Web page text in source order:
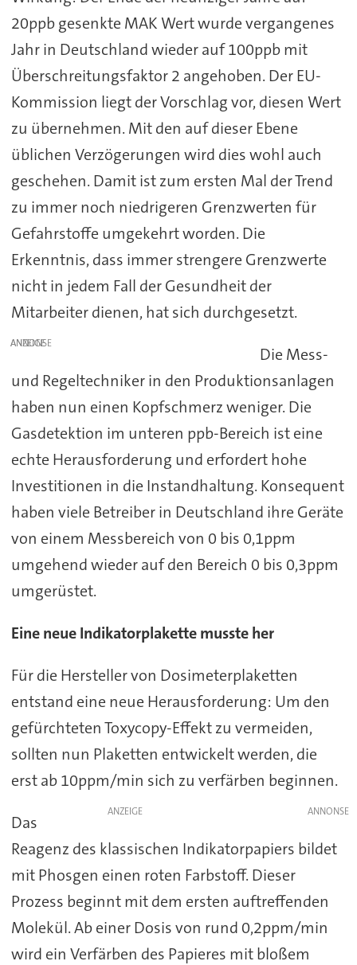
20ppb gesenkte MAK Wert wurde vergangenes
Jahr in Deutschland wieder auf 100ppb mit
Überschreitungsfaktor 2 angehoben. Der EU-
Kommission liegt der Vorschlag vor, diesen Wert
zu übernehmen. Mit den auf dieser Ebene
üblichen Verzögerungen wird dies wohl auch
geschehen. Damit ist zum ersten Mal der Trend
zu immer noch niedrigeren Grenzwerten für
Gefahrstoffe umgekehrt worden. Die
Erkenntnis, dass immer strengere Grenzwerte
nicht in jedem Fall der Gesundheit der
Mitarbeiter dienen, hat sich durchgesetzt.
ANZEIGE
Die Mess-
und Regeltechniker in den Produktionsanlagen
haben nun einen Kopfschmerz weniger. Die
Gasdetektion im unteren ppb-Bereich ist eine
echte Herausforderung und erfordert hohe
Investitionen in die Instandhaltung. Konsequent
haben viele Betreiber in Deutschland ihre Geräte
von einem Messbereich von 0 bis 0,1ppm
umgehend wieder auf den Bereich 0 bis 0,3ppm
umgerüstet.
Eine neue Indikatorplakette musste her
Für die Hersteller von Dosimeterplaketten
entstand eine neue Herausforderung: Um den
gefürchteten Toxycopy-Effekt zu vermeiden,
sollten nun Plaketten entwickelt werden, die
erst ab 10ppm/min sich zu verfärben beginnen.
ANZEIGE
Das
Reagenz des klassischen Indikatorpapiers bildet
mit Phosgen einen roten Farbstoff. Dieser
Prozess beginnt mit dem ersten auftreffenden
Molekül. Ab einer Dosis von rund 0,2ppm/min
wird ein Verfärben des Papieres mit bloßem